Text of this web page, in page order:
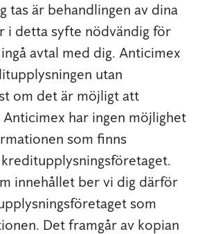
tas är behandlingen av dina
i detta syfte nödvändig för
avtal med dig. Anticimex
utan
om det är möjligt att
har ingen möjlighet
som finns
innehållet ber vi dig därför
som
Det framgår av kopian